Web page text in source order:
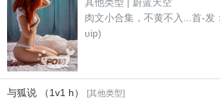
其他类型 | 蔚蓝天空
肉文小合集，不黄不入...首-
υip)
与狐说 （1v1 h） [其他类型]